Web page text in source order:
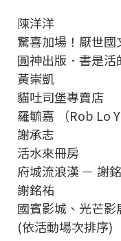
陳洋洋
驚喜加場！厭世國
圓神出版．書是活
黃崇凱
貓吐司堡專賣店
羅毓嘉 （Rob Lo
謝承志
活水來冊房
府城流浪漢 － 謝
謝銘祐
國賓影城、光芒影
(依活動場次排序)